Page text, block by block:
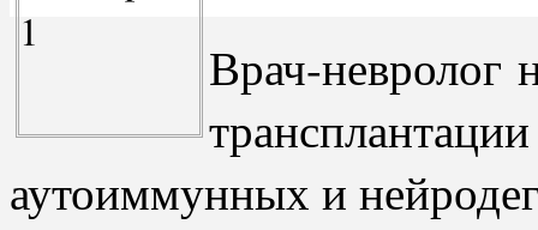
Врач-невролог
аутоиммунных и